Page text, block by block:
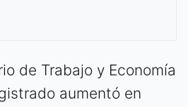
de Trabajo y Economía
aumentó en